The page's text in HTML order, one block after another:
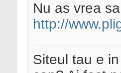
Nu as vrea
http://
Siteul tau e